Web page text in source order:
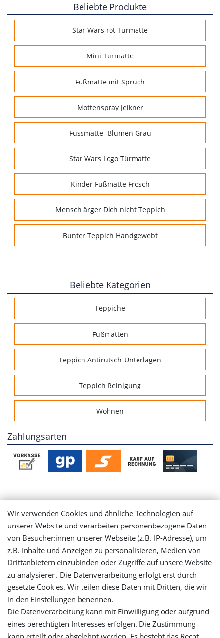
Beliebte Produkte
Star Wars rot Türmatte
Mini Türmatte
Fußmatte mit Spruch
Mottenspray Jeikner
Fussmatte- Blumen Grau
Star Wars Logo Türmatte
Kinder Fußmatte Frosch
Mensch ärger Dich nicht Teppich
Bunter Teppich Handgewebt
Beliebte Kategorien
Teppiche
Fußmatten
Teppich Antirutsch-Unterlagen
Teppich Reinigung
Wohnen
Zahlungsarten
Mein Konto
Login
Registrieren
Versandinformationen
Let's stay connected
Wir verwenden Cookies und ähnliche Technologien auf
unserer Website und verarbeiten personenbezogene Daten
von Besucher:innen unserer Webseite (z.B. IP-Adresse), um
z.B. Inhalte und Anzeigen zu personalisieren, Medien von
Drittanbietern einzubinden oder Zugriffe auf unsere Website
zu analysieren. Die Datenverarbeitung erfolgt erst durch
gesetzte Cookies. Wir teilen diese Daten mit Dritten, die wir
in den Einstellungen benennen.
Die Datenverarbeitung kann mit Einwilligung oder aufgrund
eines berechtigten Interesses erfolgen. Die Zustimmung